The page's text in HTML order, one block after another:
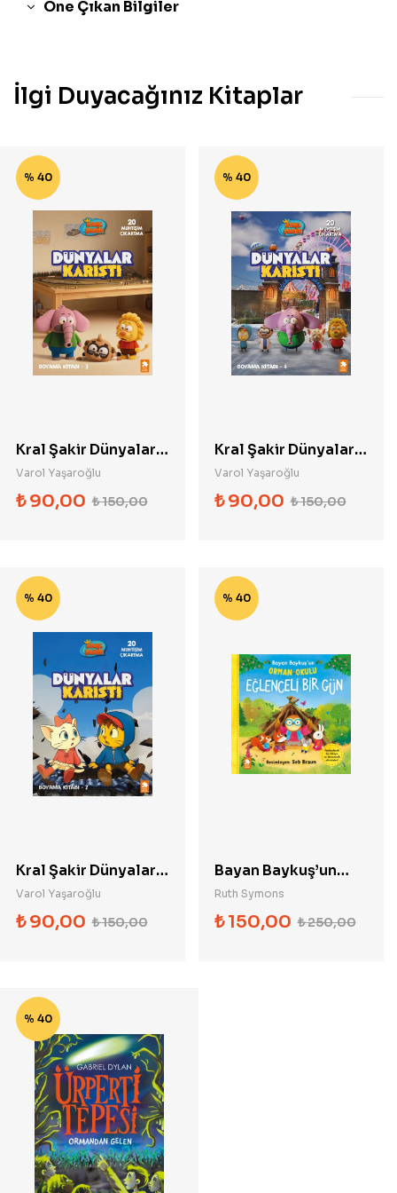
Öne Çıkan Bilgiler
İlgi Duyacağınız Kitaplar
% 40
Kral Şakir Dünyalar
Karıştı Boyama
Kitabı 3
Varol Yaşaroğlu
₺150,00
₺90,00
% 40
Kral Şakir Dünyalar
Karıştı Boyama
Kitabı 4
Varol Yaşaroğlu
₺150,00
₺90,00
% 40
Kral Şakir Dünyalar
Karıştı Boyama
Kitabı 2
Varol Yaşaroğlu
₺150,00
₺90,00
% 40
Bayan Baykuş’un
Orman Okulu-
Eğlenceli Bir Gün
Ruth Symons
₺250,00
₺150,00
% 40